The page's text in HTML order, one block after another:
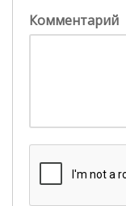
Комментарий